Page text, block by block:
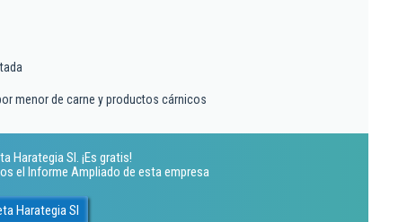
menor de carne y productos cárnicos
Harategia Sl. ¡Es gratis!
el Informe Ampliado de esta empresa
Harategia Sl